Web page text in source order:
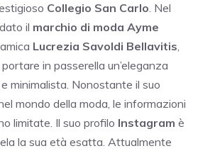
Collegio San Carlo. Nel
il marchio di moda Ayme
Lucrezia Savoldi Bellavitis,
in passerella un’eleganza
minimalista. Nonostante il suo
mondo della moda, le informazioni
limitate. Il suo profilo Instagram è
la sua età esatta. Attualmente